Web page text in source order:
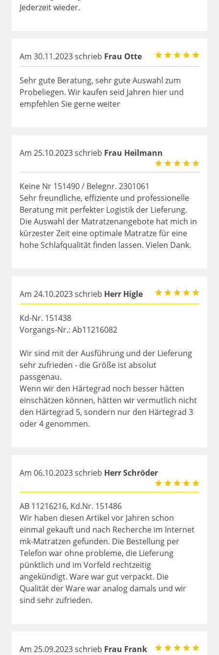
Jederzeit wieder.
Am 30.11.2023 schrieb Frau Otte
Sehr gute Beratung, sehr gute Auswahl zum
Probeliegen. Wir kaufen seid Jahren hier und
empfehlen Sie gerne weiter
Am 25.10.2023 schrieb Frau Heilmann
Keine Nr 151490 / Belegnr. 2301061
Sehr freundliche, effiziente und professionelle
Beratung mit perfekter Logistik der Lieferung.
Die Auswahl der Matratzenangebote hat mich in
kürzester Zeit eine optimale Matratze für eine
hohe Schlafqualität finden lassen. Vielen Dank.
Am 24.10.2023 schrieb Herr Higle
Kd-Nr. 151438
Vorgangs-Nr.: Ab11216082
Wir sind mit der Ausführung und der Lieferung
sehr zufrieden - die Größe ist absolut
passgenau.
Wenn wir den Härtegrad noch besser hätten
einschätzen können, hätten wir vermutlich nicht
den Härtegrad 5, sondern nur den Härtegrad 3
oder 4 genommen.
Am 06.10.2023 schrieb Herr Schröder
AB 11216216, Kd.Nr. 151486
Wir haben diesen Artikel vor Jahren schon
einmal gekauft und nach Recherche im Internet
mk-Matratzen gefunden. Die Bestellung per
Telefon war ohne probleme, die Lieferung
pünktlich und im Vorfeld rechtzeitig
angekündigt. Ware war gut verpackt. Die
Qualität der Ware war analog damals und wir
sind sehr zufrieden.
Am 25.09.2023 schrieb Frau Frank